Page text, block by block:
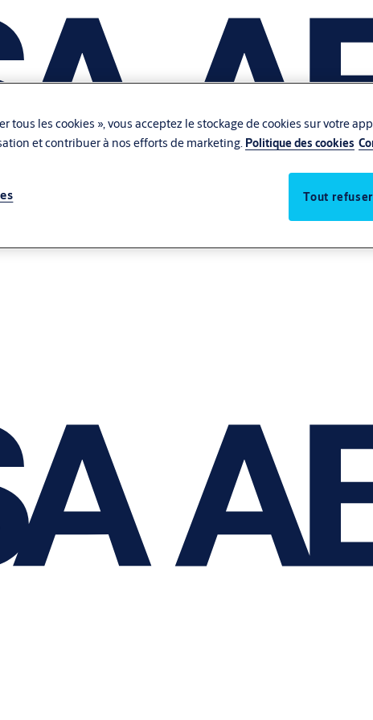
tous les cookies », vous acceptez le stockage de cookies sur votre
et contribuer à nos efforts de marketing. Politique des cookies
Tout refuser